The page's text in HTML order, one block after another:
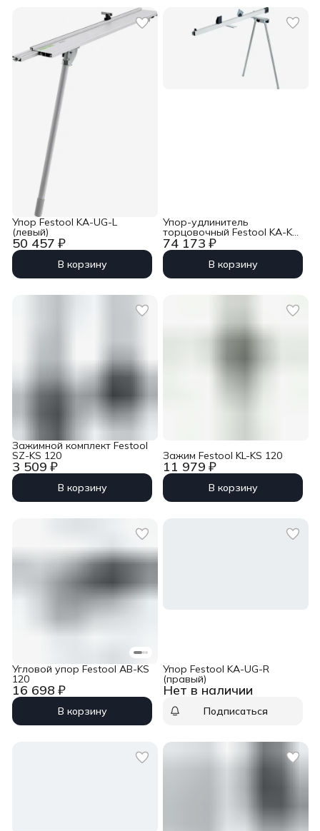
50 457 ₽
Упор Festool KA-UG-L
(левый)
В корзину
74 173 ₽
Упор-удлинитель
торцовочный Festool KA-KS
120 R
В корзину
3 509 ₽
Зажимной комплект Festool
SZ-KS 120
В корзину
11 979 ₽
Зажим Festool KL-KS 120
В корзину
16 698 ₽
Угловой упор Festool AB-KS
120
В корзину
Нет в наличии
Упор Festool KA-UG-R
(правый)
Подписаться